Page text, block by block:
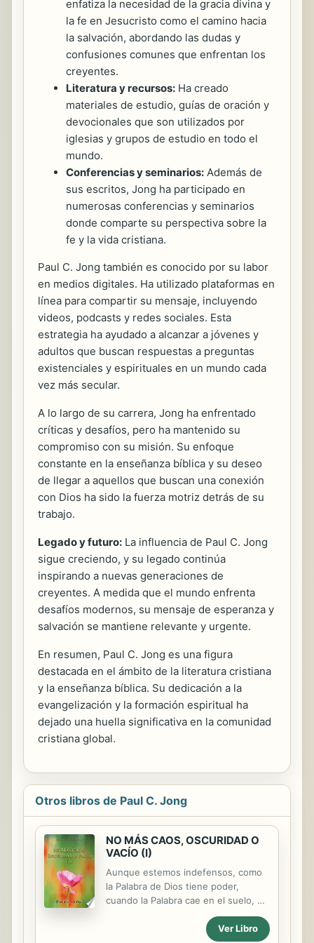
enfatiza la necesidad de la gracia divina y
la fe en Jesucristo como el camino hacia
la salvación, abordando las dudas y
confusiones comunes que enfrentan los
creyentes.
Literatura y recursos: Ha creado
materiales de estudio, guías de oración y
devocionales que son utilizados por
iglesias y grupos de estudio en todo el
mundo.
Conferencias y seminarios: Además de
sus escritos, Jong ha participado en
numerosas conferencias y seminarios
donde comparte su perspectiva sobre la
fe y la vida cristiana.
Paul C. Jong también es conocido por su labor
en medios digitales. Ha utilizado plataformas en
línea para compartir su mensaje, incluyendo
videos, podcasts y redes sociales. Esta
estrategia ha ayudado a alcanzar a jóvenes y
adultos que buscan respuestas a preguntas
existenciales y espirituales en un mundo cada
vez más secular.
A lo largo de su carrera, Jong ha enfrentado
críticas y desafíos, pero ha mantenido su
compromiso con su misión. Su enfoque
constante en la enseñanza bíblica y su deseo
de llegar a aquellos que buscan una conexión
con Dios ha sido la fuerza motriz detrás de su
trabajo.
Legado y futuro: La influencia de Paul C. Jong
sigue creciendo, y su legado continúa
inspirando a nuevas generaciones de
creyentes. A medida que el mundo enfrenta
desafíos modernos, su mensaje de esperanza y
salvación se mantiene relevante y urgente.
En resumen, Paul C. Jong es una figura
destacada en el ámbito de la literatura cristiana
y la enseñanza bíblica. Su dedicación a la
evangelización y la formación espiritual ha
dejado una huella significativa en la comunidad
cristiana global.
Otros libros de Paul C. Jong
NO MÁS CAOS, OSCURIDAD O
VACÍO (I)
Aunque estemos indefensos, como
la Palabra de Dios tiene poder,
cuando la Palabra cae en el suelo, da
frutos. Asimismo, como la Palabra de
Dios está viva, podemos ver que es
Ver Libro